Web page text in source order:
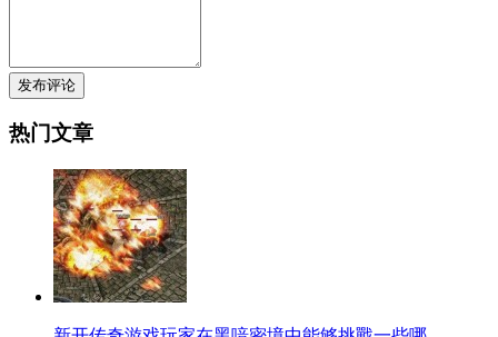
发布评论
热门文章